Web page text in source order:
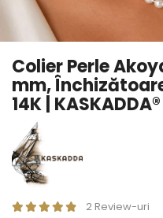
Seturi Perle cu Argint
Brățări cu Perle
Pandantive cu Perle
Brose cu Perle
Colier Perle
mm,
14K | KASKADDA®
2 Review-uri